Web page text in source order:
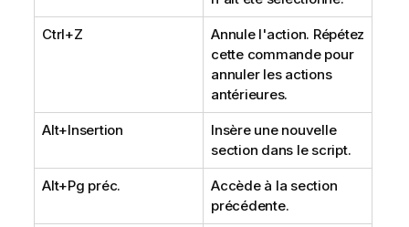
Ctrl+Z
Annule l'action. Répétez
cette commande pour
annuler les actions
antérieures.
Alt+Insertion
Insère une nouvelle
section dans le script.
Alt+Pg préc.
Accède à la section
précédente.